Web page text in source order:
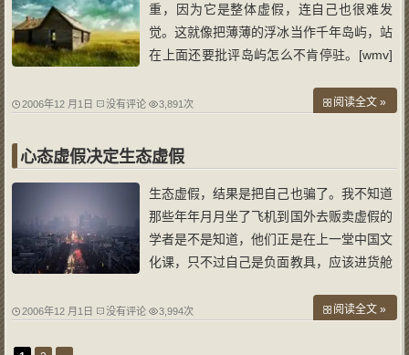
重，因为它是整体虚假，连自己也很难发
觉。这就像把薄薄的浮冰当作千年岛屿，站
在上面还要批评岛屿怎么不肯停驻。[wmv]
froxvideo%2f2006%2f11%2f23%2f83a67d
wmv]
2006年12 月1日 没有评论 3,891次 阅读全文 »
心态虚假决定生态虚假
生态虚假，结果是把自己也骗了。我不知道
那些年年月月坐了飞机到国外去贩卖虚假的
学者是不是知道，他们正是在上一堂中国文
化课，只不过自己是负面教具，应该进货舱
hoenixtv.com/2006%2ffree%2froxvideo%2
2006年12 月1日 没有评论 3,994次 阅读全文 »